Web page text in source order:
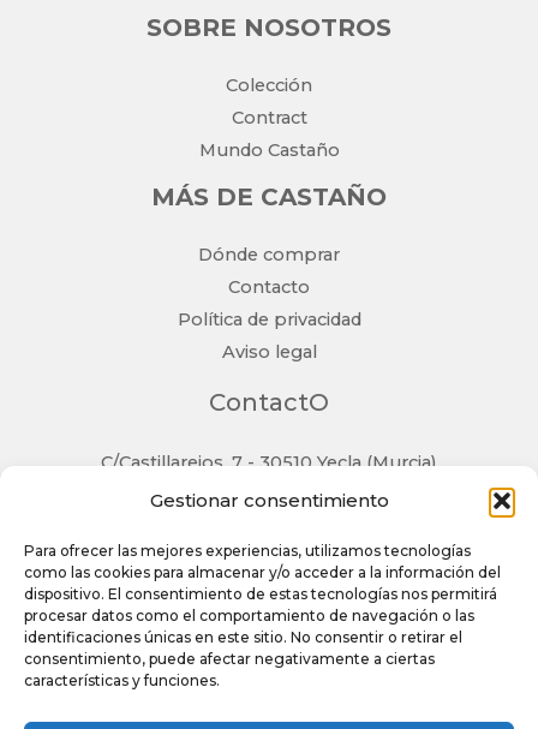
Gestionar consentimiento
Para ofrecer las mejores experiencias, utilizamos tecnologías
como las cookies para almacenar y/o acceder a la información del
dispositivo. El consentimiento de estas tecnologías nos permitirá
procesar datos como el comportamiento de navegación o las
identificaciones únicas en este sitio. No consentir o retirar el
consentimiento, puede afectar negativamente a ciertas
características y funciones.
SOBRE NOSOTROS
Colección
Contract
Mundo Castaño
MÁS DE CASTAÑO
Dónde comprar
Contacto
Política de privacidad
Aviso legal
ContactO
C/Castillarejos, 7 - 30510 Yecla (Murcia)
TLF: 968 792 479
Copyright © 2026 Castaño Sofás | Powered by Castaño